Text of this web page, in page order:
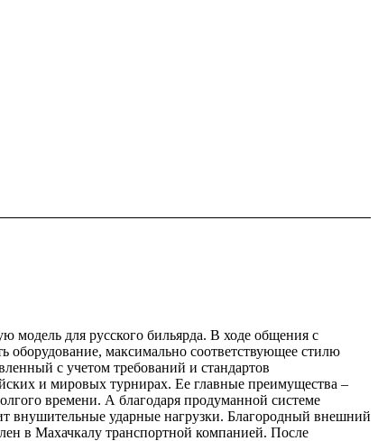
модель для русского бильярда. В ходе общения с
максимально соответствующее стилю
с учетом требований и стандартов
и мировых турнирах. Ее главные преимущества –
времени. А благодаря продуманной системе
внушительные ударные нагрузки. Благородный внешний
в Махачкалу транспортной компанией. После